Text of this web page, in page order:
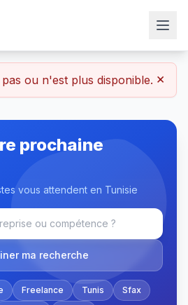
ou n'est plus disponible. ×
prochaine
vous attendent en Tunisie
ma recherche
Freelance Tunis
Sfax